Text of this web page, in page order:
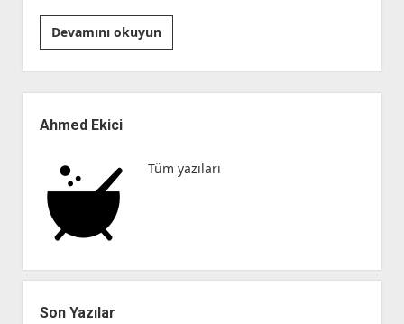
Devamını okuyunCan
Güvenliğimiz
Bizim
Elimizde
Menü
Ahmed Ekici
Tüm yazıları
Son Yazılar